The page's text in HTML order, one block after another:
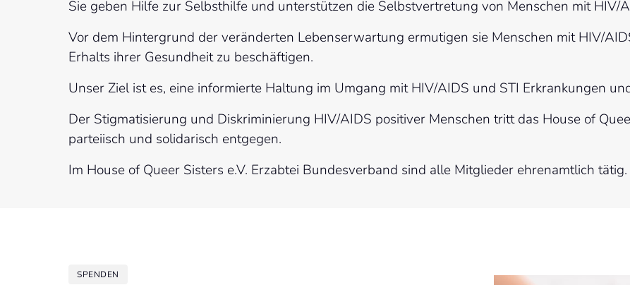
Sie geben Hilfe zur Selbsthilfe und unterstützen die Selbstvertretung von Menschen mit HIV/
Vor dem Hintergrund der veränderten Lebenserwartung ermutigen sie Menschen mit HIV/
Erhalts ihrer Gesundheit zu beschäftigen.
Unser Ziel ist es, eine informierte Haltung im Umgang mit HIV/AIDS und STI Erkrankungen
Der Stigmatisierung und Diskriminierung HIV/AIDS positiver Menschen tritt das House of
parteiisch und solidarisch entgegen.
Im House of Queer Sisters e.V. Erzabtei Bundesverband sind alle Mitglieder ehrenamtlich tätig.
SPENDEN